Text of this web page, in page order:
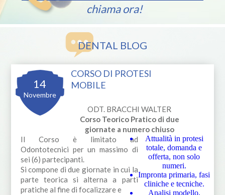
chiama ora!
DENTAL BLOG
14
Novembre
CORSO DI PROTESI
MOBILE
ODT. BRACCHI WALTER
Corso Teorico Pratico di due
giornate a numero chiuso
Il Corso è limitato ad
Odontotecnici per un massimo di
sei (6) partecipanti.
Si compone di due giornate in cui la
parte teorica si alterna a parti
pratiche al fine di focalizzare e
Attualità in protesi
totale, domanda e
offerta, non solo
numeri.
Impronta primaria, fasi
cliniche e tecniche.
Analisi modello,